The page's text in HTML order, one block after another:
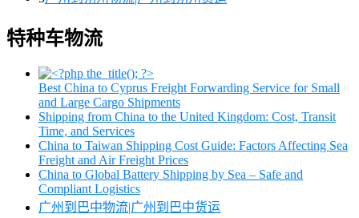
特种车物流
Best China to Cyprus Freight Forwarding Service for Small
and Large Cargo Shipments
Shipping from China to the United Kingdom: Cost, Transit
Time, and Services
China to Taiwan Shipping Cost Guide: Factors Affecting Sea
Freight and Air Freight Prices
China to Global Battery Shipping by Sea – Safe and
Compliant Logistics
广州到巴中物流|广州到巴中货运